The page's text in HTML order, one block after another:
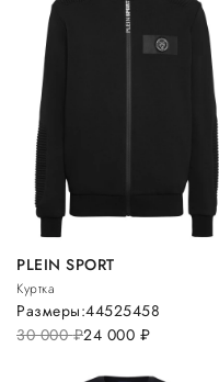
PLEIN SPORT
Куртка
30 000руб.24 000 руб.
Размеры:44525458